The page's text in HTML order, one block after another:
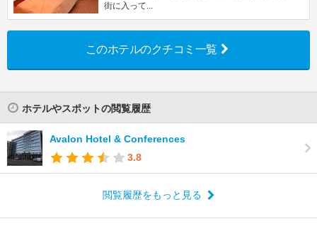
街に入って...
このホテルのクチコミ一覧
ホテルやスポットの閲覧履歴
Avalon Hotel & Conferences
3.8
閲覧履歴をもっと見る